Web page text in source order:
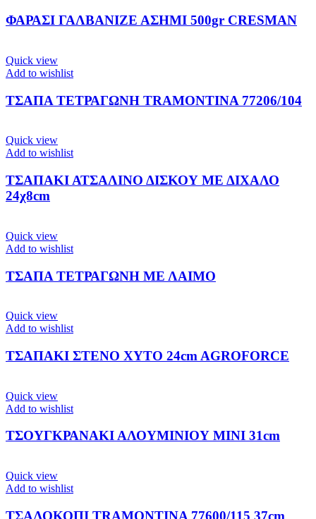
ΦΑΡΑΣΙ ΓΑΛΒΑΝΙΖΕ ΑΣΗΜΙ 500gr CRESMAN
Quick view
Add to wishlist
ΤΣΑΠΑ ΤΕΤΡΑΓΩΝΗ TRAMONTINA 77206/104
Quick view
Add to wishlist
ΤΣΑΠΑΚΙ ΑΤΣΑΛΙΝΟ ΔΙΣΚΟΥ ΜΕ ΔΙΧΑΛΟ
24χ8cm
Quick view
Add to wishlist
ΤΣΑΠΑ ΤΕΤΡΑΓΩΝΗ ΜΕ ΛΑΙΜΟ
Quick view
Add to wishlist
ΤΣΑΠΑΚΙ ΣΤΕΝΟ ΧΥΤΟ 24cm AGROFORCE
Quick view
Add to wishlist
ΤΣΟΥΓΚΡΑΝΑΚΙ ΑΛΟΥΜΙΝΙΟΥ ΜΙΝΙ 31cm
Quick view
Add to wishlist
ΤΣΑΛΟΚΟΠΙ TRAMONTINA 77600/115 37cm